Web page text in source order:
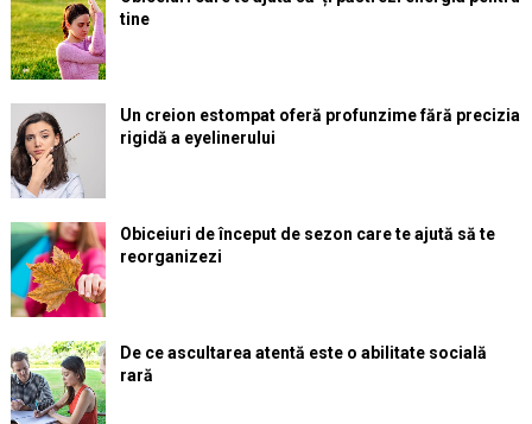
tine
Un creion estompat oferă profunzime fără precizia
rigidă a eyelinerului
Obiceiuri de început de sezon care te ajută să te
reorganizezi
De ce ascultarea atentă este o abilitate socială
rară